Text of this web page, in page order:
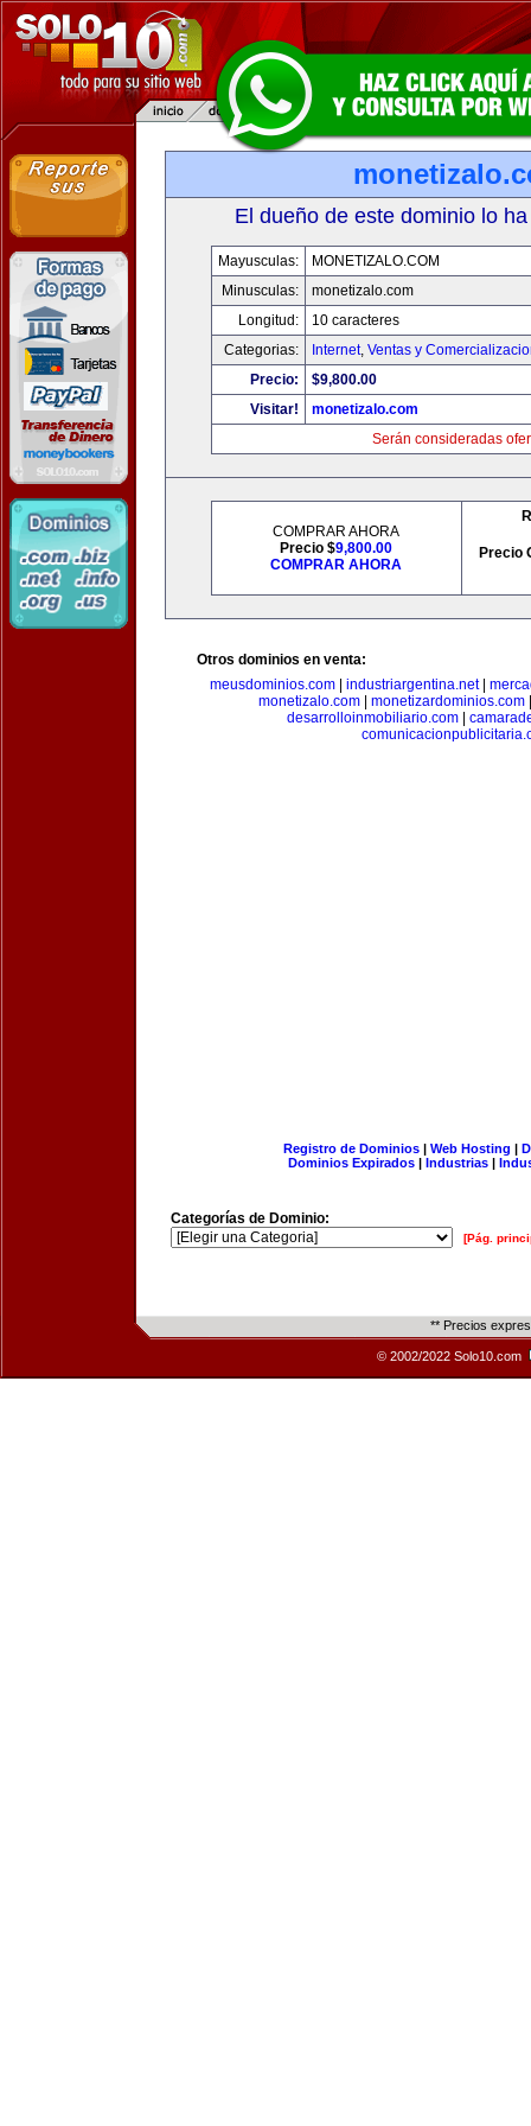
El dueño de este dominio lo
Mayusculas:
MONETIZALO.COM
Minusculas:
monetizalo.com
Longitud:
10 caracteres
Categorias:
Internet, Ventas y
Precio:
$9,800.00
Visitar!
monetizalo.com
Serán consideradas
COMPRAR AHORA
Precio $9,800.00
COMPRAR AHORA
Precio
Otros dominios en venta:
meusdominios.com| industriargentina.net|
monetizalo.com| monetizardominios.com
desarrolloinmobiliario.com
Registro de Dominios| Web Hosting |
Dominios Expirados | Industrias |
Categorías de Dominio:
[Pág.
** Precios
© 2002/2022 Solo10.com